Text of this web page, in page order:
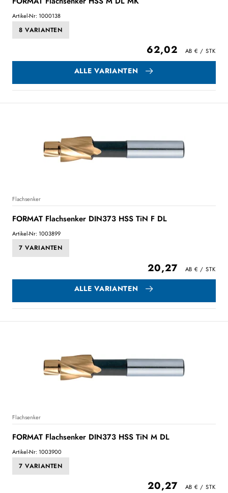
Artikel-Nr: 1000138
8 VARIANTEN
62,02
ALLE VARIANTEN
Flachsenker
FORMAT Flachsenker DIN373 HSS TiN F DL
Artikel-Nr: 1003899
7 VARIANTEN
20,27
ALLE VARIANTEN
Flachsenker
FORMAT Flachsenker DIN373 HSS TiN M DL
Artikel-Nr: 1003900
7 VARIANTEN
20,27